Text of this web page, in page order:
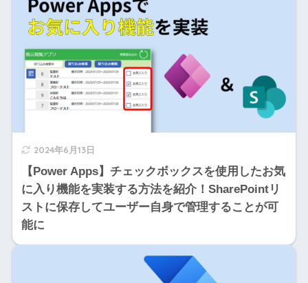
2024年6月13日
【Power Apps】チェックボックスを使用したお気
に入り機能を実装する方法を紹介！SharePointリ
ストに保存してユーザー自身で管理することが可
能に